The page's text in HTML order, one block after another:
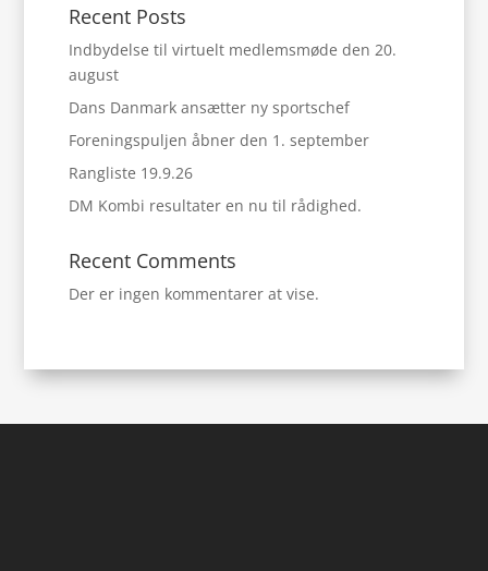
Recent Posts
Indbydelse til virtuelt medlemsmøde den 20.
august
Dans Danmark ansætter ny sportschef
Foreningspuljen åbner den 1. september
Rangliste 19.9.26
DM Kombi resultater en nu til rådighed.
Recent Comments
Der er ingen kommentarer at vise.